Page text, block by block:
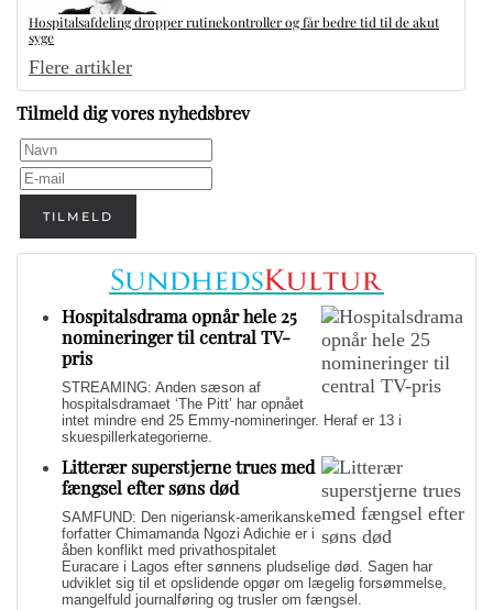
Hospitalsafdeling dropper rutinekontroller og får bedre tid til de akut
syge
Flere artikler
Tilmeld dig vores nyhedsbrev
TILMELD
Hospitalsdrama opnår hele 25
nomineringer til central TV-
pris
STREAMING: Anden sæson af
hospitalsdramaet ‘The Pitt’ har opnået
intet mindre end 25 Emmy-nomineringer. Heraf er 13 i
skuespillerkategorierne.
Litterær superstjerne trues med
fængsel efter søns død
SAMFUND: Den nigeriansk-amerikanske
forfatter Chimamanda Ngozi Adichie er i
åben konflikt med privathospitalet
Euracare i Lagos efter sønnens pludselige død. Sagen har
udviklet sig til et opslidende opgør om lægelig forsømmelse,
mangelfuld journalføring og trusler om fængsel.